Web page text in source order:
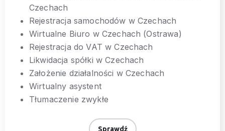
Czechach
Rejestracja samochodów w Czechach
Wirtualne Biuro w Czechach (Ostrawa)
Rejestracja do VAT w Czechach
Likwidacja spółki w Czechach
Założenie działalności w Czechach
Wirtualny asystent
Tłumaczenie zwykłe
Sprawdź